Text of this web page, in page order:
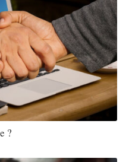
?